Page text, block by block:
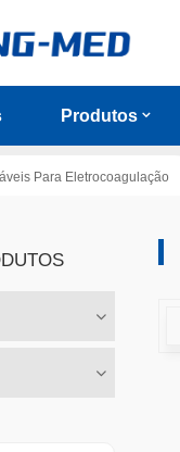
Produtos
​​para Eletrocoagulação